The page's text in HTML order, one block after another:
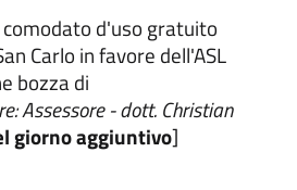
comodato d'uso gratuito
Carlo in favore dell'ASL
bozza di
Assessore - dott. Christian
giorno aggiuntivo]